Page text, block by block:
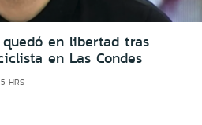
en libertad tras
en Las Condes
HRS